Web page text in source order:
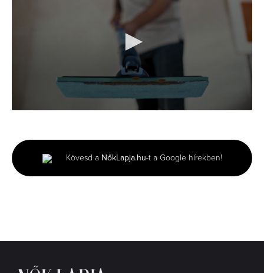
30
seconds
Kövesd a NőkLapja.hu-t a Google hírekben!